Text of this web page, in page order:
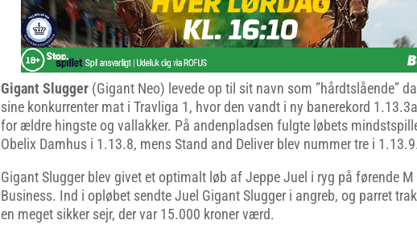
Gigant Slugger (Gigant Neo) levede op til sit navn som ”hårdtslående”
sine konkurrenter mat i Travliga 1, hvor den vandt i ny banerekord
for ældre hingste og vallakker. På andenpladsen fulgte løbets
Obelix Damhus i 1.13.8, mens Stand and Deliver blev nummer tre i 1.13.9.
Gigant Slugger blev givet et optimalt løb af Jeppe Juel i ryg på førende M
Business. Ind i opløbet sendte Juel Gigant Slugger i angreb, og parret
en meget sikker sejr, der var 15.000 kroner værd.